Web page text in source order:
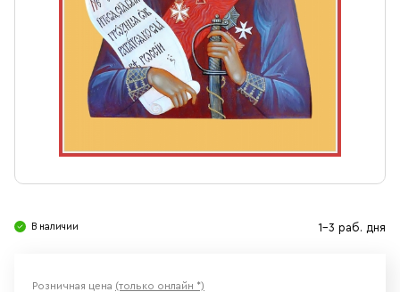
Ювелирные изделия
В наличии 1-3 раб. дня
Розничная цена (только онлайн *)